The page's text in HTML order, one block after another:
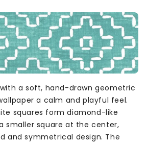
a soft, hand-drawn geometric
a calm and playful feel.
squares form diamond-like
smaller square at the center,
and symmetrical design. The